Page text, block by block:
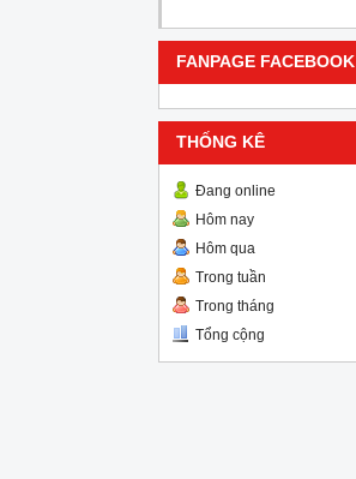
FANPAGE FACEBOOK
THỐNG KÊ
Đang online
Hôm nay
Hôm qua
Trong tuần
Trong tháng
Tổng cộng